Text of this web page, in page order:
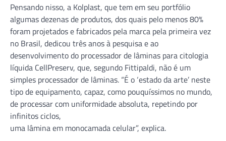
Pensando nisso, a Kolplast, que tem em seu portfólio
algumas dezenas de produtos, dos quais pelo menos 80%
foram projetados e fabricados pela marca pela primeira vez
no Brasil, dedicou três anos à pesquisa e ao
desenvolvimento do processador de lâminas para citologia
líquida CellPreserv, que, segundo Fittipaldi, não é um
simples processador de lâminas. “É o ‘estado da arte’ neste
tipo de equipamento, capaz, como pouquíssimos no mundo,
de processar com uniformidade absoluta, repetindo por
infinitos ciclos,
uma lâmina em monocamada celular”, explica.